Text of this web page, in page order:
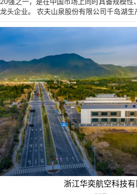
龙头企业。 农夫山泉股份有限公司千岛湖生产基地，坐落于国家5A级风
景区——千岛湖畔，是农夫山…
浙江华奕航空科技有